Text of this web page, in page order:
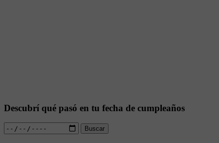
Descubrí qué pasó en tu fecha de cumpleaños
Buscar